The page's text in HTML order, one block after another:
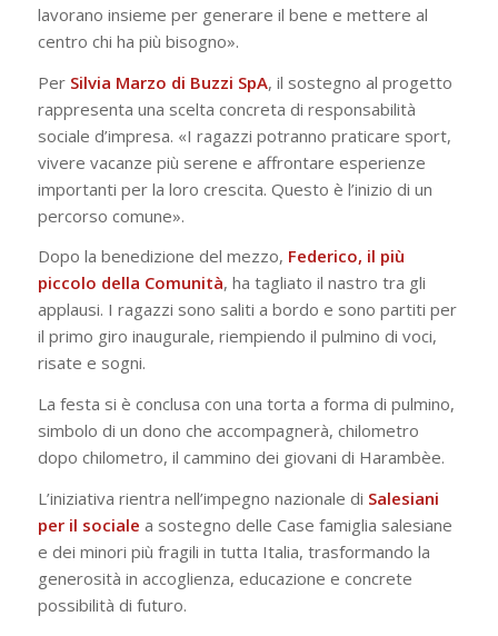
lavorano insieme per generare il bene e mettere al
centro chi ha più bisogno».
Per Silvia Marzo di Buzzi SpA, il sostegno al progetto
rappresenta una scelta concreta di responsabilità
sociale d’impresa. «I ragazzi potranno praticare sport,
vivere vacanze più serene e affrontare esperienze
importanti per la loro crescita. Questo è l’inizio di un
percorso comune».
Dopo la benedizione del mezzo, Federico, il più
piccolo della Comunità, ha tagliato il nastro tra gli
applausi. I ragazzi sono saliti a bordo e sono partiti per
il primo giro inaugurale, riempiendo il pulmino di voci,
risate e sogni.
La festa si è conclusa con una torta a forma di pulmino,
simbolo di un dono che accompagnerà, chilometro
dopo chilometro, il cammino dei giovani di Harambèe.
L’iniziativa rientra nell’impegno nazionale di Salesiani
per il sociale a sostegno delle Case famiglia salesiane
e dei minori più fragili in tutta Italia, trasformando la
generosità in accoglienza, educazione e concrete
possibilità di futuro.